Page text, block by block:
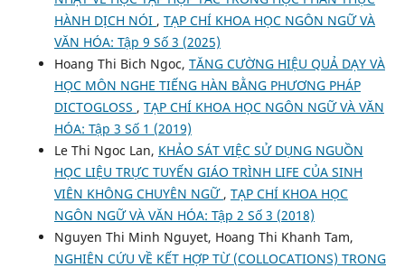
HÀNH DỊCH NÓI , TẠP CHÍ KHOA HỌC NGÔN NGỮ VÀ
VĂN HÓA: Tập 9 Số 3 (2025)
Hoang Thi Bich Ngoc, TĂNG CƯỜNG HIỆU QUẢ DẠY VÀ
HỌC MÔN NGHE TIẾNG HÀN BẰNG PHƯƠNG PHÁP
DICTOGLOSS , TẠP CHÍ KHOA HỌC NGÔN NGỮ VÀ VĂN
HÓA: Tập 3 Số 1 (2019)
Le Thi Ngoc Lan, KHẢO SÁT VIỆC SỬ DỤNG NGUỒN
HỌC LIỆU TRỰC TUYẾN GIÁO TRÌNH LIFE CỦA SINH
VIÊN KHÔNG CHUYÊN NGỮ , TẠP CHÍ KHOA HỌC
NGÔN NGỮ VÀ VĂN HÓA: Tập 2 Số 3 (2018)
Nguyen Thi Minh Nguyet, Hoang Thi Khanh Tam,
NGHIÊN CỨU VỀ KẾT HỢP TỪ (COLLOCATIONS) TRONG